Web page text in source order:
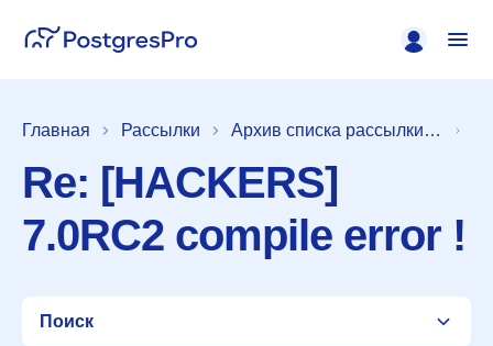
Главная Рассылки Архив списка рассылки [pgsql-interfaces]
Re: [HACKERS]
7.0RC2 compile error !
Поиск